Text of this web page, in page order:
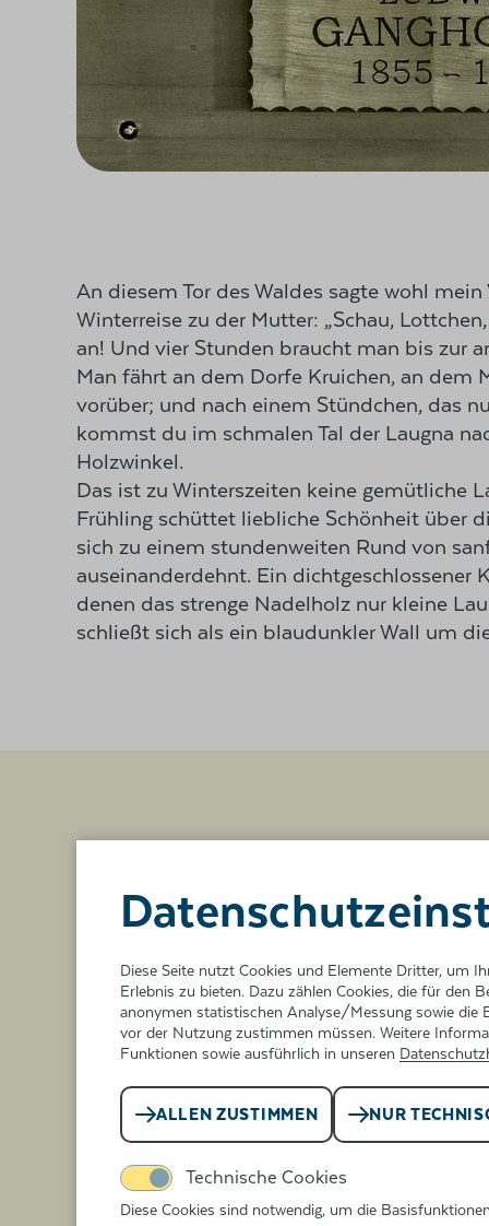
An diesem Tor des Waldes sagte wohl
Winterreise zu der Mutter: „Schau,
an! Und vier Stunden braucht man bis zur
Man fährt an dem Dorfe Kruichen, an dem
vorüber; und nach einem Stündchen, das
kommst du im schmalen Tal der Laugna
Holzwinkel.
Das ist zu Winterszeiten keine gemütliche
Frühling schüttet liebliche Schönheit über
sich zu einem stundenweiten Rund von
auseinanderdehnt. Ein dichtgeschlossener
denen das strenge Nadelholz nur kleine
schließt sich als ein blaudunkler Wall um
laufen, um die vier Zeitungen und die
Einmal in der Woche fuhr ein Bote, der
Blachenwagen nach Augsburg hinein und
„Botebüchle“ bei ihm bestellte. Das war
Die Sage vom
Büble
Das Bobinger Büble ist
schließlich sitzt es aus Stein
großen Straßenkreuzung und
dem Finger die Nase ab. Was es
sich hat? Nun, da wird folgende alte
Diese Seite nutzt Cookies und Elemente Dritter, um
Erlebnis zu bieten. Dazu zählen Cookies, die für den
anonymen statistischen Analyse/Messung sowie die
vor der Nutzung zustimmen müssen. Weitere
Funktionen sowie ausführlich in unseren
ALLEN ZUSTIMMEN NUR
Technische Cookies
Diese Cookies sind notwendig, um die